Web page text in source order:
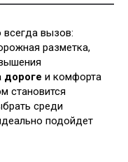
всегда вызов:
разметка,
дороге и комфорта
становится
среди
подойдет